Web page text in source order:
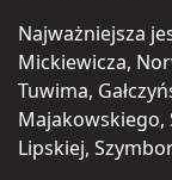
Najważniejsza
Mickiewicza,
Tuwima,
Majakowskiego,
Lipskiej,